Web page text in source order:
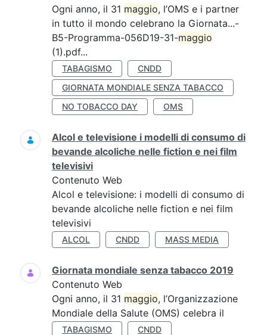
Ogni anno, il 31 maggio, l’OMS e i partner
in tutto il mondo celebrano la Giornata...-
B5-Programma-056D19-31-maggio
(1).pdf...
TABAGISMO
CNDD
GIORNATA MONDIALE SENZA TABACCO
NO TOBACCO DAY
OMS
Alcol e televisione i modelli di consumo di
bevande alcoliche nelle fiction e nei film
televisivi
Contenuto Web
Alcol e televisione: i modelli di consumo di
bevande alcoliche nelle fiction e nei film
televisivi
ALCOL CNDD MASS MEDIA
Giornata mondiale senza tabacco 2019
Contenuto Web
Ogni anno, il 31 maggio, l’Organizzazione
Mondiale della Salute (OMS) celebra il
TABAGISMO
CNDD